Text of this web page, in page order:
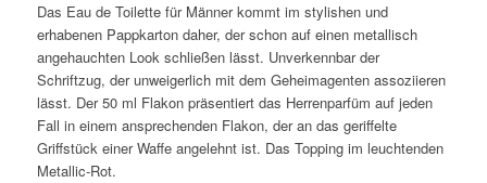
Das Eau de Toilette für Männer kommt im stylishen und
erhabenen Pappkarton daher, der schon auf einen metallisch
angehauchten Look schließen lässt. Unverkennbar der
Schriftzug, der unweigerlich mit dem Geheimagenten assoziieren
lässt. Der 50 ml Flakon präsentiert das Herrenparfüm auf jeden
Fall in einem ansprechenden Flakon, der an das geriffelte
Griffstück einer Waffe angelehnt ist. Das Topping im leuchtenden
Metallic-Rot.